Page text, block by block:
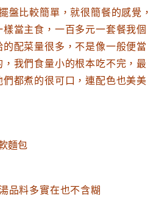
擺盤比較簡單 ，就很簡餐的感覺 ，
樣當主食 ，一百多元一套餐我個
的配菜量很多 ，不是像一般便當
，我們食量小的根本吃不完 ，最
都煮的很可口 ，連配色也美美
麵包
湯品料多實在也不含糊